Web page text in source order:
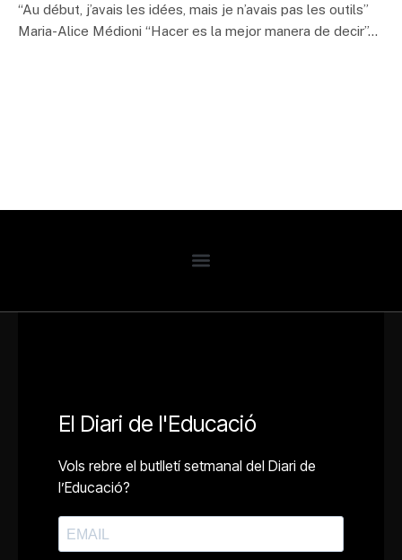
“Au début, j’avais les idées, mais je n’avais pas les outils”
Maria-Alice Médioni “Hacer es la mejor manera de decir”…